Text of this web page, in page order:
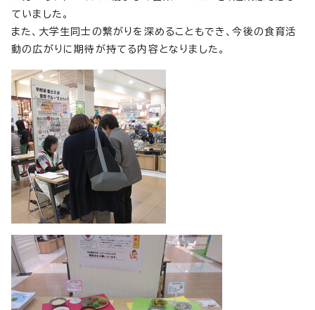
ていました。
また、大学生同士の繋がりを深めることもでき、今後の食育活
動の広がりに期待が持てる内容となりました。